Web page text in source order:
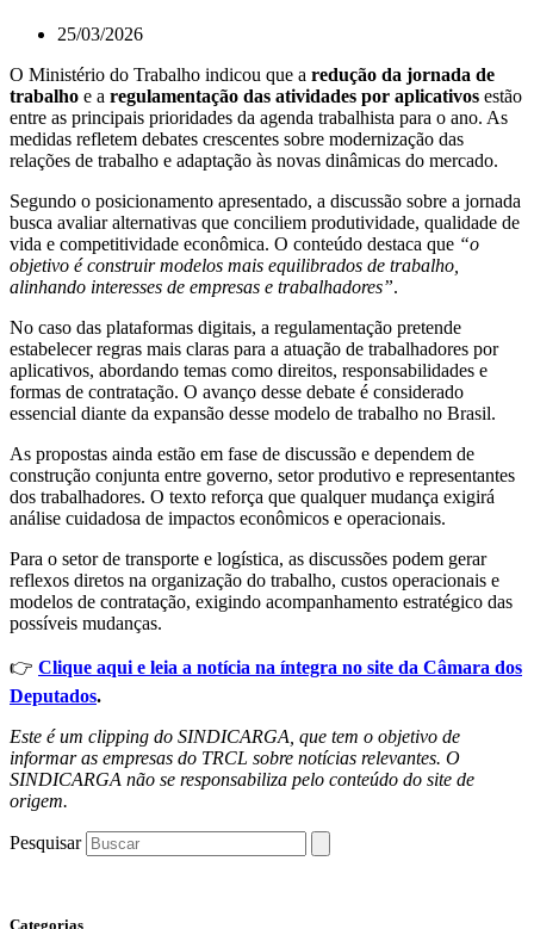
25/03/2026
O Ministério do Trabalho indicou que a redução da jornada de
trabalho e a regulamentação das atividades por aplicativos estão
entre as principais prioridades da agenda trabalhista para o ano. As
medidas refletem debates crescentes sobre modernização das
relações de trabalho e adaptação às novas dinâmicas do mercado.
Segundo o posicionamento apresentado, a discussão sobre a jornada
busca avaliar alternativas que conciliem produtividade, qualidade de
vida e competitividade econômica. O conteúdo destaca que “o
objetivo é construir modelos mais equilibrados de trabalho,
alinhando interesses de empresas e trabalhadores”.
No caso das plataformas digitais, a regulamentação pretende
estabelecer regras mais claras para a atuação de trabalhadores por
aplicativos, abordando temas como direitos, responsabilidades e
formas de contratação. O avanço desse debate é considerado
essencial diante da expansão desse modelo de trabalho no Brasil.
As propostas ainda estão em fase de discussão e dependem de
construção conjunta entre governo, setor produtivo e representantes
dos trabalhadores. O texto reforça que qualquer mudança exigirá
análise cuidadosa de impactos econômicos e operacionais.
Para o setor de transporte e logística, as discussões podem gerar
reflexos diretos na organização do trabalho, custos operacionais e
modelos de contratação, exigindo acompanhamento estratégico das
possíveis mudanças.
👉 Clique aqui e leia a notícia na íntegra no site da Câmara dos
Deputados.
Este é um clipping do SINDICARGA, que tem o objetivo de
informar as empresas do TRCL sobre notícias relevantes. O
SINDICARGA não se responsabiliza pelo conteúdo do site de
origem.
Pesquisar
Categorias